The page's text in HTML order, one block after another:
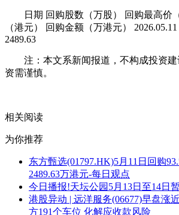
日期 回购股数（万股） 回购最高价
（港元） 回购金额（万港元） 2026.05.11
2489.63
注：本文系新闻报道，不构成投资
资需谨慎。
相关阅读
为你推荐
东方甄选(01797.HK)5月11日回购
2489.63万港元-每日观点
今日播报!天坛公园5月13日至14日
港股异动 | 远洋服务(06677)早盘涨
方191个车位 化解应收款风险